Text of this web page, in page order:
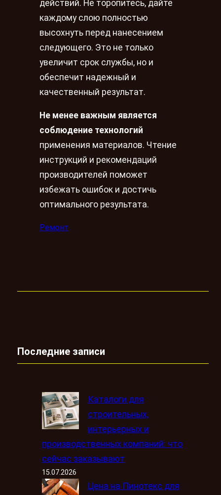
действий. Не торопитесь, дайте
каждому слою полностью
высохнуть перед нанесением
следующего. Это не только
увеличит срок службы, но и
обеспечит надежный и
качественный результат.
Не менее важным является
соблюдение технологий
применения материалов. Чтение
инструкций и рекомендаций
производителей поможет
избежать ошибок и достичь
оптимального результата.
Ремонт
Последние записи
Каталоги для
строительных,
интерьерных и
производственных компаний: что
сейчас заказывают
15.07.2026
Цена на Пинотекс для